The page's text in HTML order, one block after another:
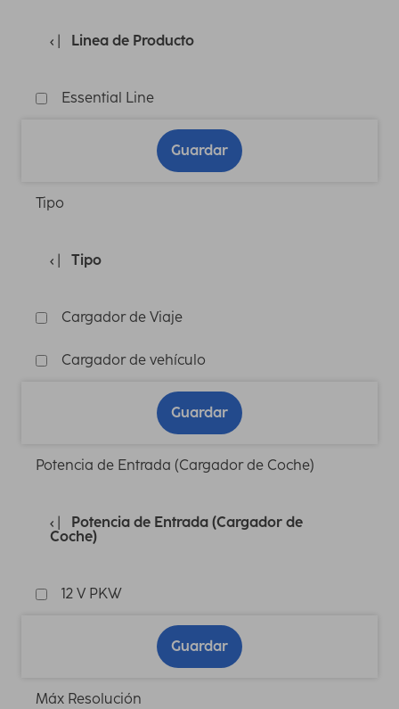
Linea de Producto
Essential Line
Guardar
Tipo
Tipo
Cargador de Viaje
Cargador de vehículo
Guardar
Potencia de Entrada (Cargador de Coche)
Potencia de Entrada (Cargador de
Coche)
12 V PKW
Guardar
Máx Resolución